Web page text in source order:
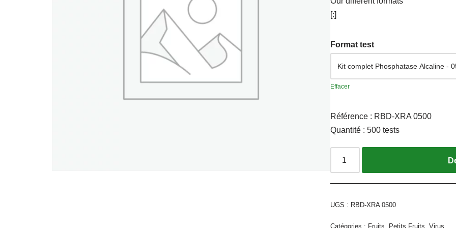
[:]
Format test
Effacer
Référence : RBD-XRA 0500
Quantité : 500 tests
UGS : RBD-XRA 0500
Catégories : Fruits Petits Fruits ,Virus